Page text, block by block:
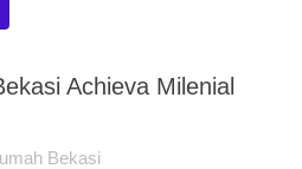
Achieva Milenial
Bekasi